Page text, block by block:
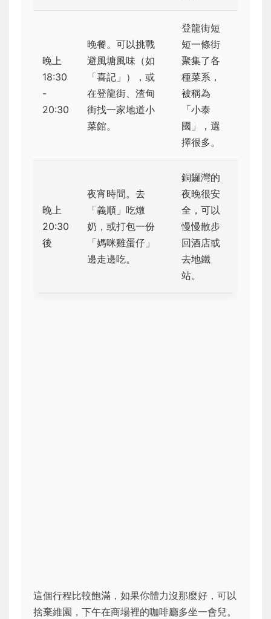
晚上
18:30
-
20:30
晚餐。可以挑戰
避風塘風味（如
「喜記」），或
在登龍街、渣甸
街找一家地道小
菜館。
登龍街短
短一條街
聚集了各
種菜系，
被稱為
「小泰
國」，選
擇很多。
晚上
20:30
後
夜宵時間。去
「義順」吃燉
奶，或打包一份
「媽咪雞蛋仔」
邊走邊吃。
銅鑼灣的
夜晚很安
全，可以
慢慢散步
回酒店或
去地鐵
站。
這個行程比較飽滿，如果你體力沒那麼好，可以
捨棄維園，下午在商場裡的咖啡廳多坐一會兒。